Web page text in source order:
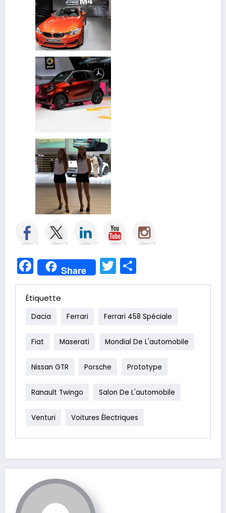
Facebook
Share Twitter
Étiquette
Dacia Ferrari Ferrari 458 Spéciale
Fiat Maserati Mondial De L'automobile
Nissan GTR Porsche Prototype
Ranault Twingo Salon De L'automobile
Venturi Voitures Électriques